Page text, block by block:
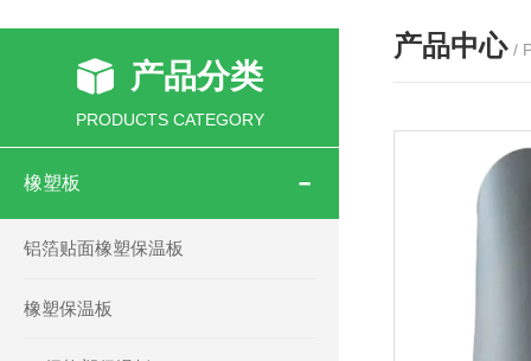
产品分类
PRODUCTS CATEGORY
橡塑板
铝箔贴面橡塑保温板
橡塑保温板
产品中心 /